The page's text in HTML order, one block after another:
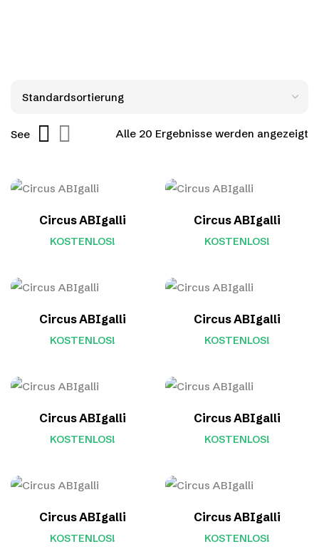
Alle 20 Ergebnisse werden angezeigt
See
Circus ABIgalli
KOSTENLOS!
Circus ABIgalli
KOSTENLOS!
Circus ABIgalli
KOSTENLOS!
Circus ABIgalli
KOSTENLOS!
Circus ABIgalli
KOSTENLOS!
Circus ABIgalli
KOSTENLOS!
Circus ABIgalli
KOSTENLOS!
Circus ABIgalli
KOSTENLOS!